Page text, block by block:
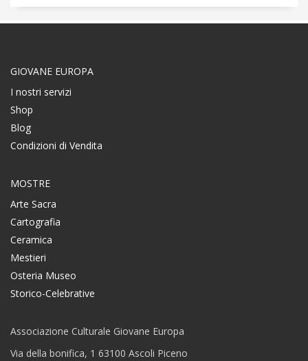
GIOVANE EUROPA
I nostri servizi
Shop
Blog
Condizioni di Vendita
MOSTRE
Arte Sacra
Cartografia
Ceramica
Mestieri
Osteria Museo
Storico-Celebrative
Associazione Culturale Giovane Europa
Via della bonifica, 1 63100 Ascoli Piceno